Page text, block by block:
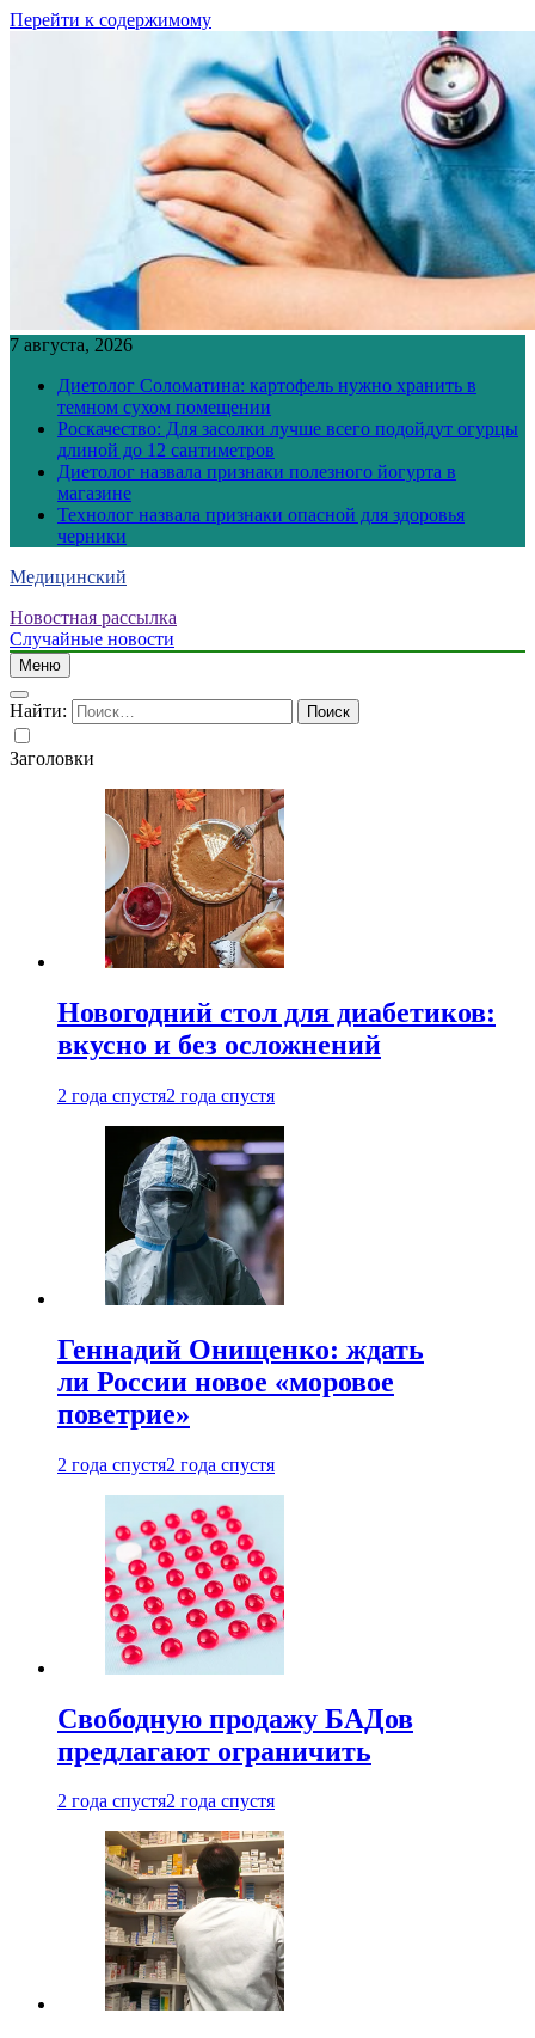
Перейти к содержимому
7 августа, 2026
Диетолог Соломатина: картофель нужно хранить в
темном сухом помещении
Роскачество: Для засолки лучше всего подойдут огурцы
длиной до 12 сантиметров
Диетолог назвала признаки полезного йогурта в
магазине
Технолог назвала признаки опасной для здоровья
черники
Медицинский
Новостная рассылка
Случайные новости
Меню
Найти:
Заголовки
Новогодний стол для диабетиков:
вкусно и без осложнений
2 года спустя2 года спустя
Геннадий Онищенко: ждать
ли России новое «моровое
поветрие»
2 года спустя2 года спустя
Свободную продажу БАДов
предлагают ограничить
2 года спустя2 года спустя